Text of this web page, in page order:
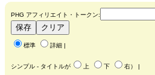
PHG アフィリエイト・トークン:
標準 詳細
シンプル - タイトルが 上 下 右） |